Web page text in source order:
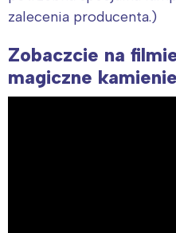
zalecenia producenta.)
Zobaczcie na
magiczne